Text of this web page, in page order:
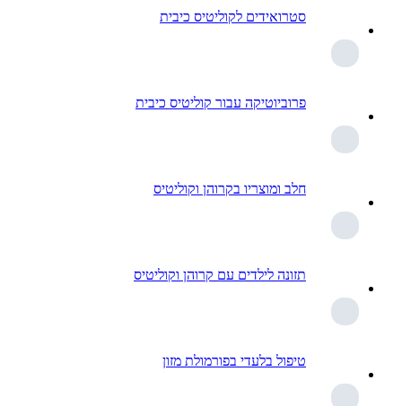
סטרואידים לקוליטיס כיבית
פרוביוטיקה עבור קוליטיס כיבית
חלב ומוצריו בקרוהן וקוליטיס
תזונה לילדים עם קרוהן וקוליטיס
טיפול בלעדי בפורמולת מזון